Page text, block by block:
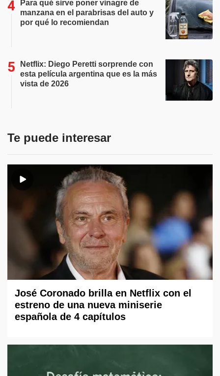
Para qué sirve poner vinagre de
manzana en el parabrisas del auto y
por qué lo recomiendan
Netflix: Diego Peretti sorprende con
esta película argentina que es la más
vista de 2026
Te puede interesar
José Coronado brilla en Netflix con el
estreno de una nueva miniserie
española de 4 capítulos